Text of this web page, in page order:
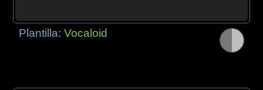
Plantilla:Vocaloid